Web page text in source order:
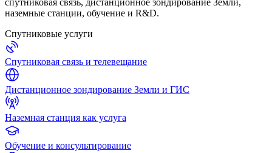
спутниковая связь, дистанционное зондирование Земли,
наземные станции, обучение и R&D.
Спутниковые услуги
Спутниковая связь и телевещание
Дистанционное зондирование Земли и ГИС
Наземная станция как услуга
Обучение и консультирование